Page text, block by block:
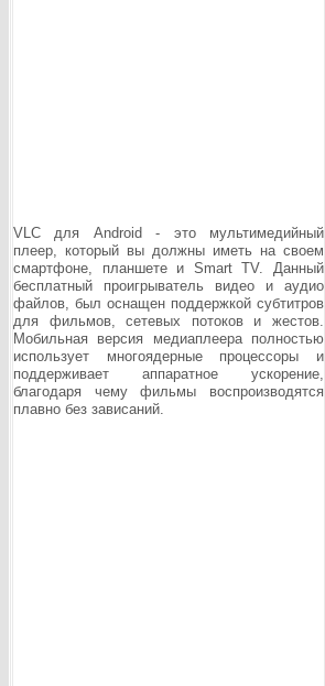
VLC для Android - это мультимедийный
плеер, который вы должны иметь на своем
смартфоне, планшете и Smart TV. Данный
бесплатный проигрыватель видео и аудио
файлов, был оснащен поддержкой субтитров
для фильмов, сетевых потоков и жестов.
Мобильная версия медиаплеера полностью
использует многоядерные процессоры и
поддерживает аппаратное ускорение,
благодаря чему фильмы воспроизводятся
плавно без зависаний.